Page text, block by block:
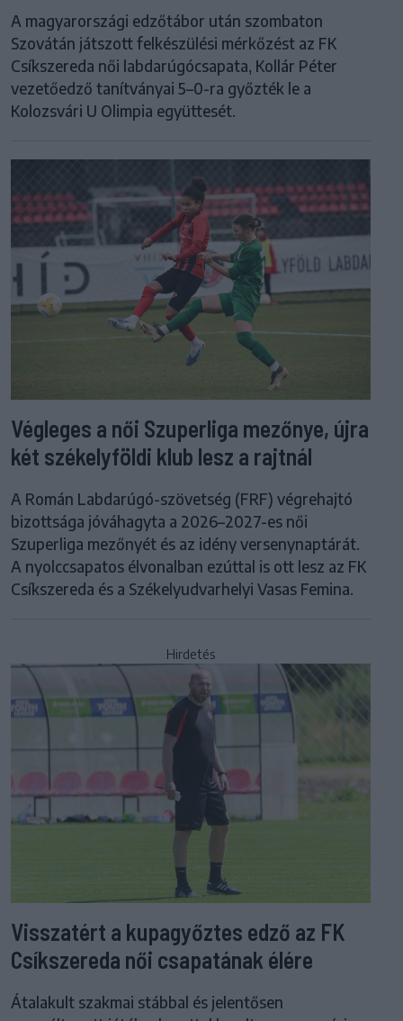
A magyarországi edzőtábor után szombaton
Szovátán játszott felkészülési mérkőzést az FK
Csíkszereda női labdarúgócsapata, Kollár Péter
vezetőedző tanítványai 5–0-ra győzték le a
Kolozsvári U Olimpia együttesét.
Végleges a női Szuperliga mezőnye, újra
két székelyföldi klub lesz a rajtnál
A Román Labdarúgó-szövetség (FRF) végrehajtó
bizottsága jóváhagyta a 2026–2027-es női
Szuperliga mezőnyét és az idény versenynaptárát.
A nyolccsapatos élvonalban ezúttal is ott lesz az FK
Csíkszereda és a Székelyudvarhelyi Vasas Femina.
Hirdetés
Visszatért a kupagyőztes edző az FK
Csíkszereda női csapatának élére
Átalakult szakmai stábbal és jelentősen